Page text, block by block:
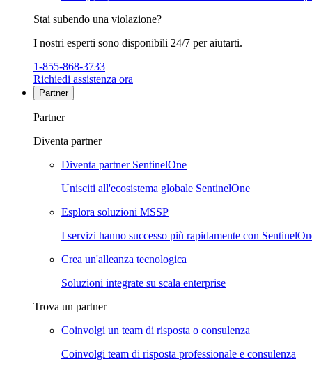
Stai subendo una violazione?
I nostri esperti sono disponibili 24/7 per aiutarti.
1-855-868-3733
Richiedi assistenza ora
Partner
Partner
Diventa partner
Diventa partner SentinelOne
Unisciti all'ecosistema globale SentinelOne
Esplora soluzioni MSSP
I servizi hanno successo più rapidamente con
Crea un'alleanza tecnologica
Soluzioni integrate su scala enterprise
Trova un partner
Coinvolgi un team di risposta o consulenza
Coinvolgi team di risposta professionale e consulenza